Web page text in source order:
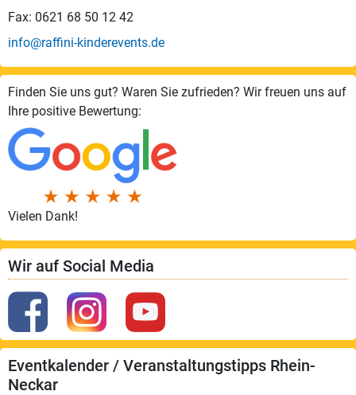
Fax: 0621 68 50 12 42
info@raffini-kinderevents.de
Finden Sie uns gut? Waren Sie zufrieden? Wir freuen uns auf
Ihre positive Bewertung:
Vielen Dank!
Wir auf Social Media
Eventkalender / Veranstaltungstipps Rhein-
Neckar